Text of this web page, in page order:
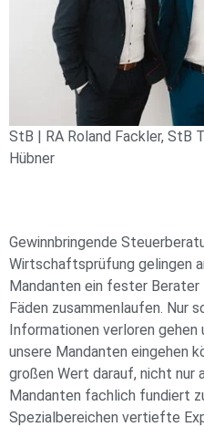
StB | RA Roland Fackler, StB
Hübner
Gewinnbringende
Wirtschaftsprüfung gelingen
Mandanten ein fester
Fäden zusammenlaufen. Nur
Informationen verloren
unsere Mandanten eingehen
großen Wert darauf, nicht nur
Mandanten fachlich fundiert
Spezialbereichen vertiefte